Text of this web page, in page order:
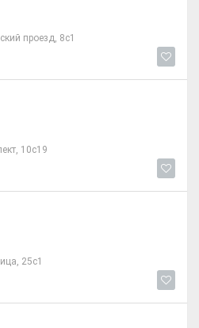
проезд, 8с1
10с19
25с1